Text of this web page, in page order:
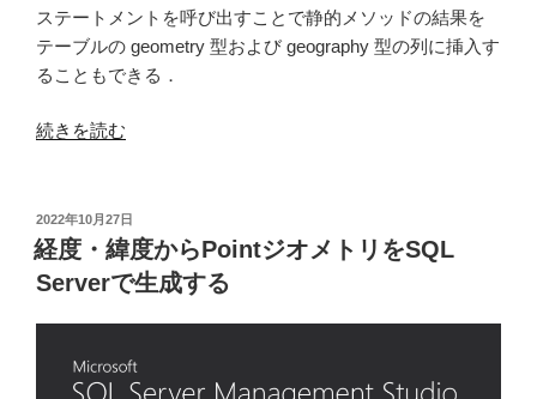
ステートメントを呼び出すことで静的メソッドの結果を
テーブルの geometry 型および geography 型の列に挿入す
ることもできる．
“第
空
間
デ
タ
続きを読む
投
稿
日:
2022年10月27日
経度・緯度からPointジオメトリをSQL
Serverで生成する